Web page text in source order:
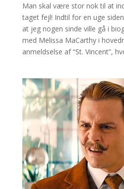
Man skal være stor nok til at
taget fejl! Indtil for en uge
at jeg nogen sinde ville gå i
med Melissa MaCarthy i
anmeldselse af “St. Vincent”,